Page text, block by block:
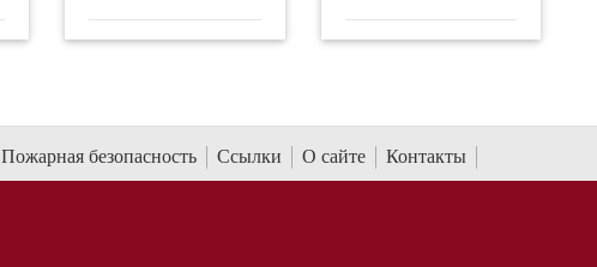
Пожарная безопасность Ссылки О сайте Контакты